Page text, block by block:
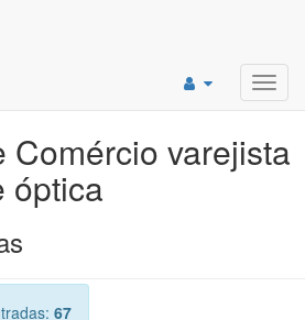
Comércio varejista
óptica
67